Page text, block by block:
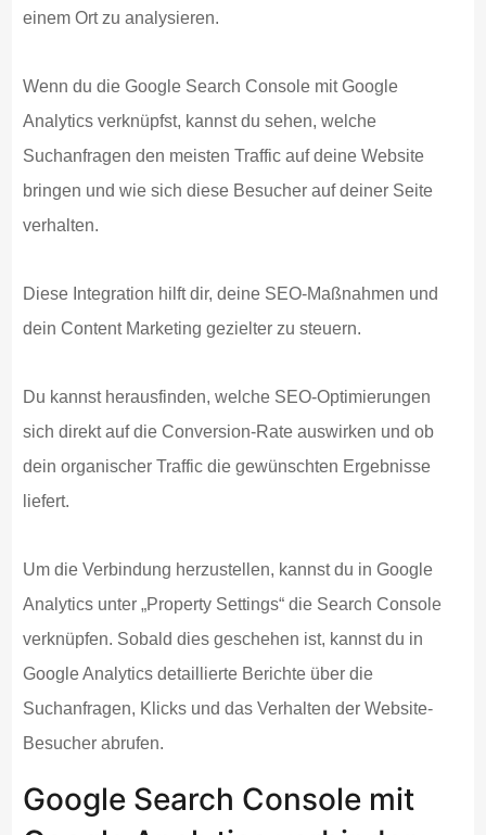
einem Ort zu analysieren.
Wenn du die Google Search Console mit Google
Analytics verknüpfst, kannst du sehen, welche
Suchanfragen den meisten Traffic auf deine Website
bringen und wie sich diese Besucher auf deiner Seite
verhalten.
Diese Integration hilft dir, deine SEO-Maßnahmen und
dein Content Marketing gezielter zu steuern.
Du kannst herausfinden, welche SEO-Optimierungen
sich direkt auf die Conversion-Rate auswirken und ob
dein organischer Traffic die gewünschten Ergebnisse
liefert.
Um die Verbindung herzustellen, kannst du in Google
Analytics unter „Property Settings“ die Search Console
verknüpfen. Sobald dies geschehen ist, kannst du in
Google Analytics detaillierte Berichte über die
Suchanfragen, Klicks und das Verhalten der Website-
Besucher abrufen.
Google Search Console mit